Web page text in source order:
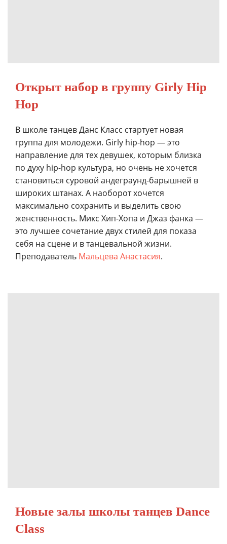
Открыт набор в группу Girly Hip
Hop
В школе танцев Данс Класс стартует новая
группа для молодежи. Girly hip-hop — это
направление для тех девушек, которым близка
по духу hip-hop культура, но очень не хочется
становиться суровой андеграунд-барышней в
широких штанах. А наоборот хочется
максимально сохранить и выделить свою
женственность. Микс Хип-Хопа и Джаз фанка —
это лучшее сочетание двух стилей для показа
себя на сцене и в танцевальной жизни.
Преподаватель Мальцева Анастасия.
Новые залы школы танцев Dance
Class